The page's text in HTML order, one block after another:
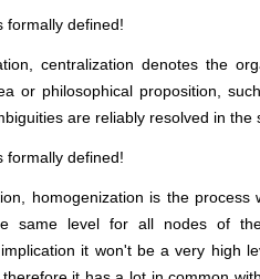
formally defined!
centralization denotes the
or philosophical proposition,
are reliably resolved in the
formally defined!
homogenization is the process
same level for all nodes of
it won't be a very high